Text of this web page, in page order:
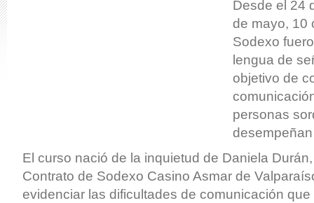
Desde el 24
de mayo, 10
Sodexo
lengua de
objetivo de
personas
El curso nació de la inquietud de Daniela
Contrato de Sodexo Casino Asmar de
evidenciar las dificultades de comunicación